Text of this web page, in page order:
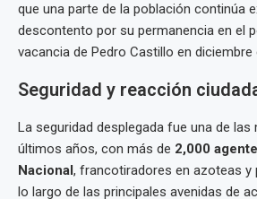
que una parte de la población continúa
descontento por su permanencia en el
vacancia de Pedro Castillo en diciembre
Seguridad y reacción
La seguridad desplegada fue una de
últimos años, con más de 2,000
Nacional , francotiradores en azoteas
lo largo de las principales avenidas de